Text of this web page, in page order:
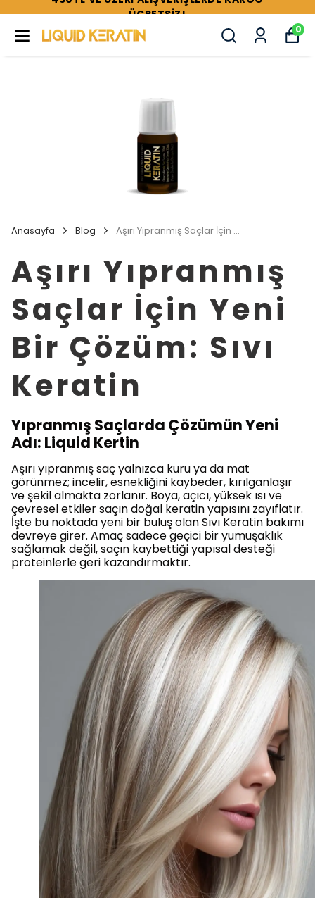
TÜM SETLERDE %44'E VARAN İNDİRİMLER !
0
Anasayfa Blog Aşırı Yıpranmış Saçlar İçin Yeni Bir Çözüm: Sıvı Keratin
Aşırı Yıpranmış
Saçlar İçin Yeni
Bir Çözüm: Sıvı
Keratin
Yıpranmış Saçlarda Çözümün Yeni
Adı: Liquid Kertin
Aşırı yıpranmış saç yalnızca kuru ya da mat
görünmez; incelir, esnekliğini kaybeder, kırılganlaşır
ve şekil almakta zorlanır. Boya, açıcı, yüksek ısı ve
çevresel etkiler saçın doğal keratin yapısını zayıflatır.
İşte bu noktada yeni bir buluş olan Sıvı Keratin bakımı
devreye girer. Amaç sadece geçici bir yumuşaklık
sağlamak değil, saçın kaybettiği yapısal desteği
proteinlerle geri kazandırmaktır.